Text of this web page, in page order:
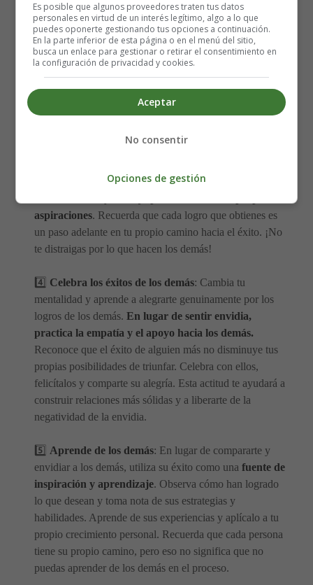
vidas y a evitar compararnos con los demás. Dedica
unos minutos cada día a enumerar tres cosas por las que
estás agradecido/a. Puede ser algo tan simple como tener
un techo sobre tu cabeza o disfrutar de una comida
deliciosa. Verás cómo esta práctica te ayuda a sentirte
más pleno/a y menos envidioso/a.
en tus propias metas y objetivos.Establece un plan de
aspiraciones. Recuerda que cada logro que obtienes es
un paso adelante en tu propio camino hacia el éxito. ¡No
te distraigas por lo que hacen los demás!
4️⃣ Celebra los éxitos de los demás: Cambia tu
mentalidad y aprende a alegrarte genuinamente por los
logros de los demás. En lugar de sentir envidia,
practica la empatía y el apoyo hacia los demás.
Reconoce que el éxito de alguien más no disminuye tus
propias posibilidades de triunfar. Celebra con ellos,
felicítalos y comparte su alegría. Esta actitud te ayudará a
construir relaciones más sólidas y a liberarte de la
negatividad de la envidia.
5️⃣ Aprende de los demás: En lugar de compararte y
envidiar a los demás, utiliza su éxito como una fuente de
inspiración y aprendizaje. Observa cómo han logrado
lo que desean y toma nota de sus estrategias y
habilidades. Aprende de sus experiencias y aplícalo a tu
propio crecimiento personal. Recuerda que cada persona
tiene su propio camino, pero eso no significa que no
puedas aprender de los demás en el proceso.
Es posible que algunos proveedores traten tus datos
personales en virtud de un interés legítimo, algo a lo que
puedes oponerte gestionando tus opciones a continuación.
En la parte inferior de esta página o en el menú del sitio,
busca un enlace para gestionar o retirar el consentimiento en
la configuración de privacidad y cookies.
Aceptar
No consentir
Opciones de gestión